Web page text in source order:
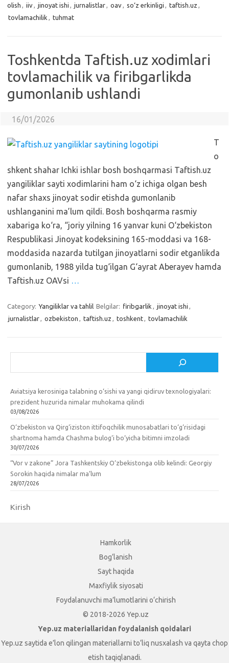
olish , iiv, jinoyat ishi , jurnalistlar, oav, so‘z erkinligi , taftish.uz ,
tovlamachilik , tuhmat
Toshkentda Taftish.uz xodimlari
tovlamachilik va firibgarlikda
gumonlanib ushlandi
16/01/2026
T
o
shkent shahar Ichki ishlar bosh boshqarmasi Taftish.uz
yangiliklar sayti xodimlarini ham o‘z ichiga olgan besh
nafar shaxs jinoyat sodir etishda gumonlanib
ushlanganini ma’lum qildi. Bosh boshqarma rasmiy
xabariga ko‘ra, “joriy yilning 16 yanvar kuni O‘zbekiston
Respublikasi Jinoyat kodeksining 165-moddasi va 168-
moddasida nazarda tutilgan jinoyatlarni sodir etganlikda
gumonlanib, 1988 yilda tug‘ilgan G‘ayrat Aberayev hamda
Taftish.uz OAVsi …
Category: Yangiliklar va tahlil Belgilar: firibgarlik , jinoyat ishi ,
jurnalistlar, ozbekiston , taftish.uz , toshkent, tovlamachilik
Aviatsiya kerosiniga talabning o‘sishi va yangi qidiruv texnologiyalari:
prezident huzurida nimalar muhokama qilindi
03/08/2026
O‘zbekiston va Qirg‘iziston ittifoqchilik munosabatlari to‘g‘risidagi
shartnoma hamda Chashma bulog‘i bo‘yicha bitimni imzoladi
30/07/2026
“Vor v zakone” Jora Tashkentskiy O‘zbekistonga olib kelindi: Georgiy
Sorokin haqida nimalar ma’lum
28/07/2026
Kirish
Hamkorlik
Bog‘lanish
Sayt haqida
Maxfiylik siyosati
Foydalanuvchi ma’lumotlarini o‘chirish
© 2018-2026 Yep.uz
Yep.uz materiallaridan foydalanish qoidalari
Yep.uz saytida e’lon qilingan materiallarni to‘liq nusxalash va qayta chop
etish taqiqlanadi.